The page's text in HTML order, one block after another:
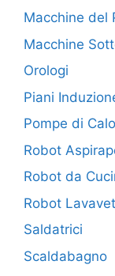
Macchine del
Macchine
Orologi
Piani
Pompe di
Robot
Robot da
Robot
Saldatrici
Scaldabagno